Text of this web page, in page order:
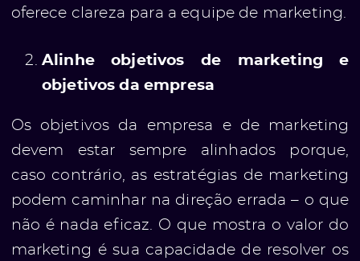
oferece clareza para a equipe de marketing.
Alinhe objetivos de marketing e
objetivos da empresa
Os objetivos da empresa e de marketing
devem estar sempre alinhados porque,
caso contrário, as estratégias de marketing
podem caminhar na direção errada – o que
não é nada eficaz. O que mostra o valor do
marketing é sua capacidade de resolver os